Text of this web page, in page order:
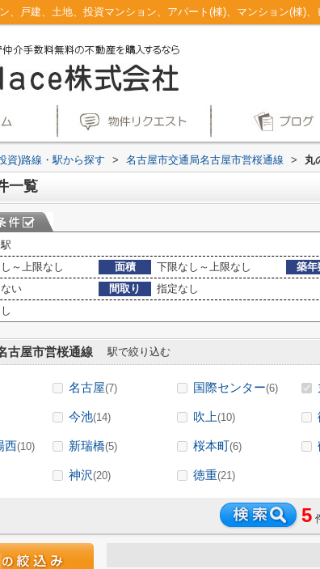
資)路線・駅から探す > 名古屋市交通局名古屋市営桜通線 > 丸
一覧
～上限なし 面積 下限なし～上限なし 築年
い 間取り
指定なし
古屋市営桜通線 駅で絞り込む
名古屋(7) 国際センター(6)
今池(14) 吹上(10)
西(10) 新瑞橋(5) 桜本町(6)
神沢(20) 徳重(21)
5